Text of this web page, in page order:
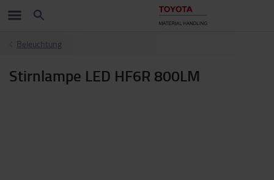
Beleuchtung
Stirnlampe LED HF6R 800LM